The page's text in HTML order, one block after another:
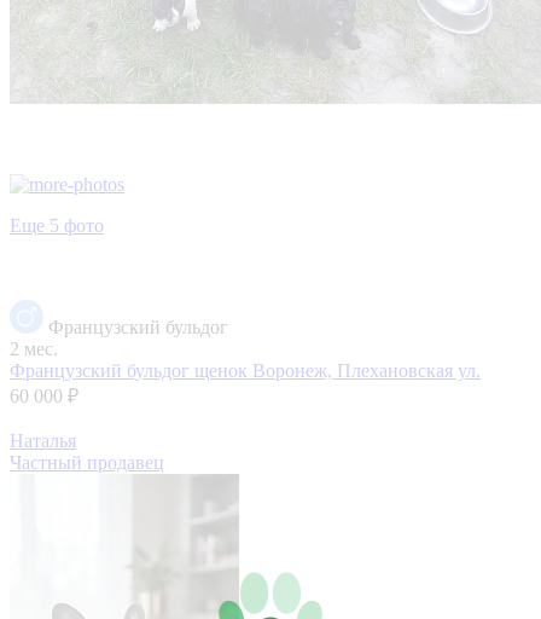
Еще 5 фото
Французский бульдог
2 мес.
Французский бульдог щенок Воронеж, Плехановская ул.
60 000 ₽
Наталья
Частный продавец